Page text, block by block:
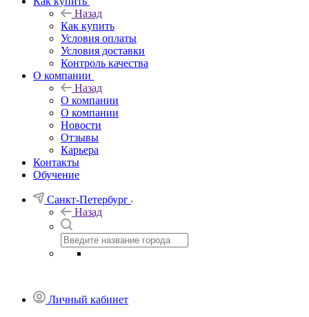
Назад
Как купить
Условия оплаты
Условия доставки
Контроль качества
О компании
Назад
О компании
О компании
Новости
Отзывы
Карьера
Контакты
Обучение
Санкт-Петербург
Назад
Личный кабинет